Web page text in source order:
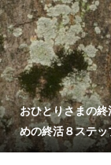
おひとりさまの
めの終活８ステッ